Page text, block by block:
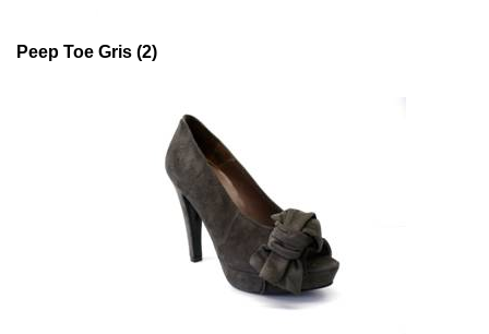
Peep Toe Gris (2)